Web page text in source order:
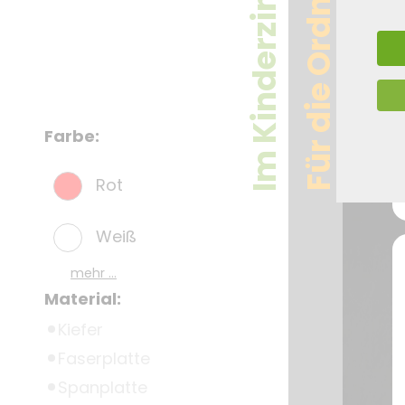
Für die Ordnung
Farbe:
Rot
Weiß
mehr ...
Material: